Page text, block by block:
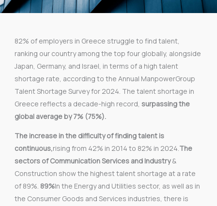
82% of employers in Greece struggle to find talent,
ranking our country among the top four globally, alongside
Japan, Germany, and Israel, in terms of a high talent
shortage rate, according to the Annual ManpowerGroup
Talent Shortage Survey for 2024. The talent shortage in
Greece reflects a decade-high record, surpassing the
global average by 7% (75%).
The increase in the difficulty of finding talent is
continuous,rising from 42% in 2014 to 82% in 2024.The
sectors of Communication Services and Industry&
Construction show the highest talent shortage at a rate
of 89%. 89%In the Energy and Utilities sector, as well as in
the Consumer Goods and Services industries, there is